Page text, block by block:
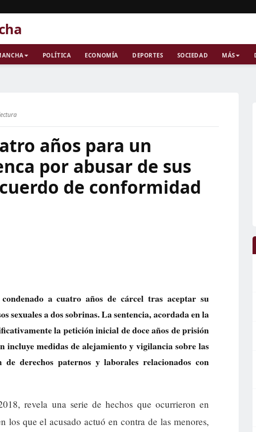
POLÍTICA ECONOMÍA DEPORTES SOCIEDAD MÁS
años para un
por abusar de sus
de conformidad
a cuatro años de cárcel tras aceptar su
sexuales a dos sobrinas. La sentencia, acordada en la
la petición inicial de doce años de prisión
incluye medidas de alejamiento y vigilancia sobre las
de derechos paternos y laborales relacionados con
revela una serie de hechos que ocurrieron en
los que el acusado actuó en contra de las menores,